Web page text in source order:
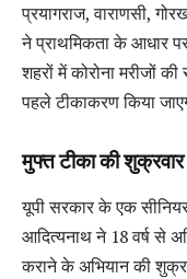
प्रयागराज, वाराणसी,
ने प्राथमिकता के आधार
शहरों में कोरोना मरीजों
पहले टीकाकरण किया
मुफ्त टीका की शुक्रवार
यूपी सरकार के एक
आदित्यनाथ ने 18 वर्ष से
कराने के अभियान की